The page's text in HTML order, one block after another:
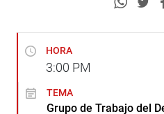
HORA
3:00 PM
TEMA
Grupo de Trabajo del